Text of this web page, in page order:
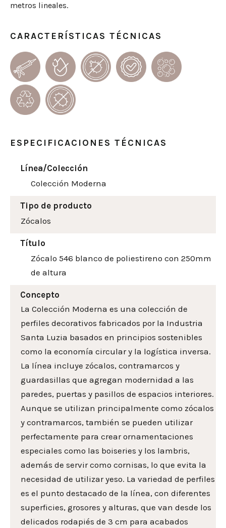
metros lineales.
CARACTERÍSTICAS TÉCNICAS
ESPECIFICACIONES TÉCNICAS
Línea/Colección
Colección Moderna
Tipo de producto
Zócalos
Título
Zócalo 546 blanco de poliestireno con 250mm
de altura
Concepto
La Colección Moderna es una colección de
perfiles decorativos fabricados por la Industria
Santa Luzia basados en principios sostenibles
como la economía circular y la logística inversa.
La línea incluye zócalos, contramarcos y
guardasillas que agregan modernidad a las
paredes, puertas y pasillos de espacios interiores.
Aunque se utilizan principalmente como zócalos
y contramarcos, también se pueden utilizar
perfectamente para crear ornamentaciones
especiales como las boiseries y los lambris,
además de servir como cornisas, lo que evita la
necesidad de utilizar yeso. La variedad de perfiles
es el punto destacado de la línea, con diferentes
superficies, grosores y alturas, que van desde los
delicados rodapiés de 3 cm para acabados